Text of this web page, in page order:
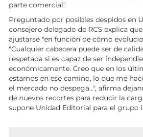
parte comercial".
Preguntado por posibles despidos en
consejero delegado de RCS explica
ajustarse "en función de cómo
"Cualquier cabecera puede ser de
respetada si es capaz de ser
económicamente. Creo que en los
estamos en ese camino, lo que me
el mercado no despega...", afirma
de nuevos recortes para reducir la
supone Unidad Editorial para el grupo